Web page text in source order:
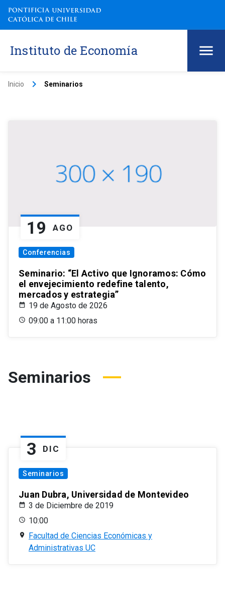
Instituto de Economía
Inicio keyboard_arrow_right Seminarios
19 AGO
Conferencias
Seminario: “El Activo que Ignoramos: Cómo
el envejecimiento redefine talento,
mercados y estrategia”
19 de Agosto de 2026
09:00 a 11:00 horas
Seminarios
3 DIC
Seminarios
Juan Dubra, Universidad de Montevideo
3 de Diciembre de 2019
10:00
Facultad de Ciencias Económicas y
Administrativas UC